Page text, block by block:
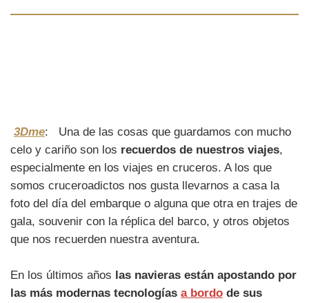
3Dme: Una de las cosas que guardamos con mucho
celo y cariño son los recuerdos de nuestros viajes,
especialmente en los viajes en cruceros. A los que
somos cruceroadictos nos gusta llevarnos a casa la
foto del día del embarque o alguna que otra en trajes de
gala, souvenir con la réplica del barco, y otros objetos
que nos recuerden nuestra aventura.
En los últimos años las navieras están apostando por
las más modernas tecnologías a bordo de sus